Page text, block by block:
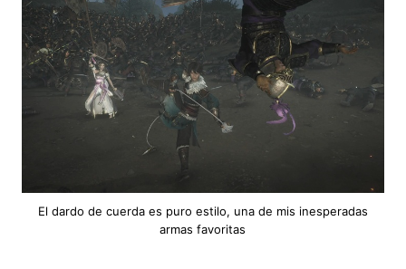
El dardo de cuerda es puro estilo, una de mis inesperadas
armas favoritas